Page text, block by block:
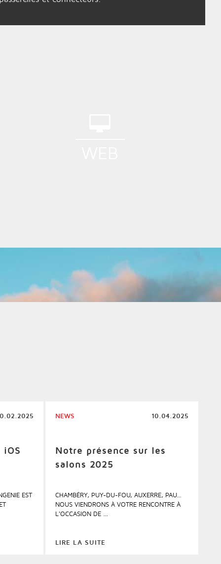
Disponibilités d'Hébergements
Vente en ligne
EST
NEWS
Notre présence sur les
salons 2025
10.04.2025
CHAMBÉRY, PUY-DU-FOU, AUXERRE, PAU...
NOUS VIENDRONS À VOTRE RENCONTRE À
L'OCCASION DE ...
LIRE LA SUITE